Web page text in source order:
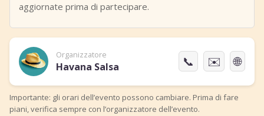
aggiornate prima di partecipare.
Organizzatore
Havana Salsa 📞 ✉️ 🌐
Importante: gli orari dell’evento possono cambiare. Prima di fare
piani, verifica sempre con l’organizzatore dell’evento.